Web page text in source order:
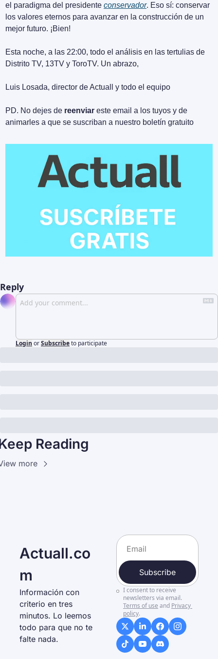
el paradigma del presidente conservador. Eso sí: conservar
los valores eternos para avanzar en la construcción de un
mejor futuro. ¡Bien!
Esta noche, a las 22:00, todo el análisis en las tertulias de
Distrito TV, 13TV y ToroTV. Un abrazo,
Luis Losada, director de Actuall y todo el equipo
PD. No dejes de reenviar este email a los tuyos y de
animarles a que se suscriban a nuestro boletín gratuito
Reply
Login orSubscribeto participate
Reading
more
Actuall.co
m
Información con
criterio en tres
minutos. Lo leemos
todo para que no te
falte nada.
Subscribe
I consent to receive
newsletters via email.
Terms of use and Privacy
policy.